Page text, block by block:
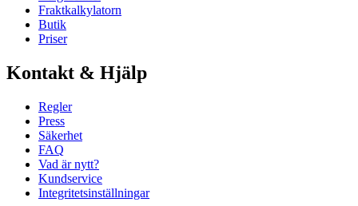
Fraktkalkylatorn
Butik
Priser
Kontakt & Hjälp
Regler
Press
Säkerhet
FAQ
Vad är nytt?
Kundservice
Integritetsinställningar